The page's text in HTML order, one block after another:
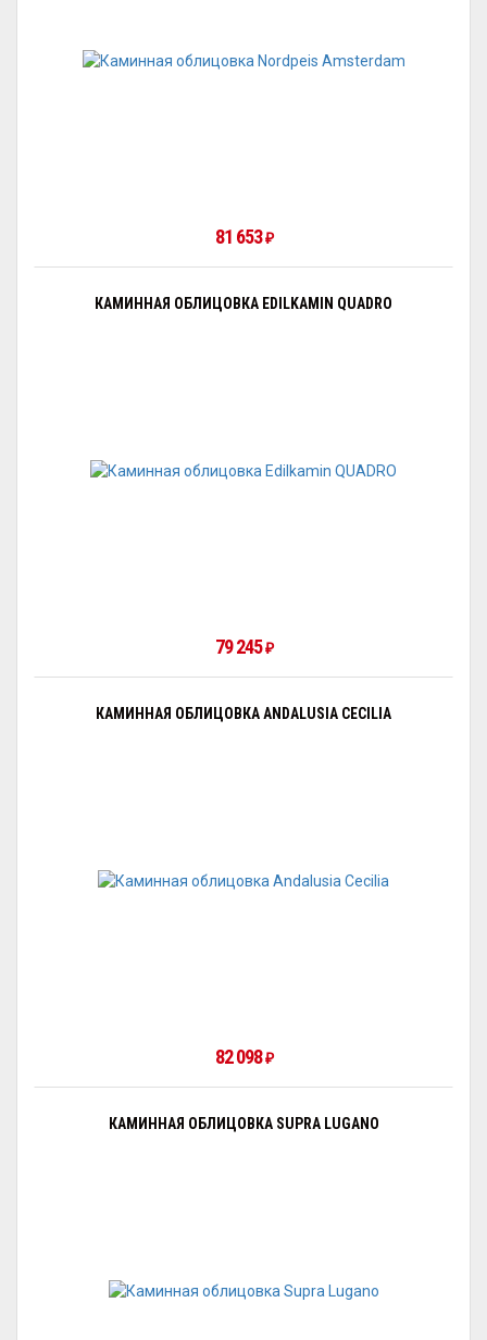
81 653₽
КАМИННАЯ ОБЛИЦОВКА EDILKAMIN QUADRO
79 245₽
КАМИННАЯ ОБЛИЦОВКА ANDALUSIA CECILIA
82 098₽
КАМИННАЯ ОБЛИЦОВКА SUPRA LUGANO